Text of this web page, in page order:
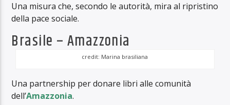
Una misura che, secondo le autorità, mira al ripristino
della pace sociale.
Brasile – Amazzonia
credit: Marina brasiliana
Una partnership per donare libri alle comunità
dell’Amazzonia.